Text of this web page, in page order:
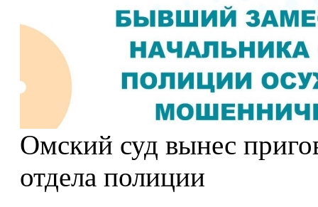
Омский суд вынес
отдела полиции